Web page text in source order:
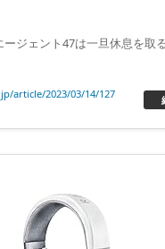
ージェント47は一旦休息を取る
article/2023/03/14/127